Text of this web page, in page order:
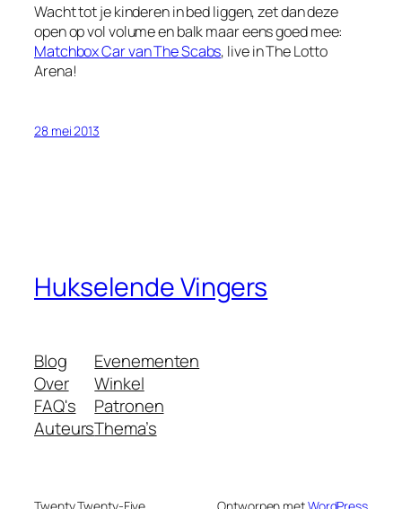
Wacht tot je kinderen in bed liggen, zet dan deze
open op vol volume en balk maar eens goed mee:
Matchbox Car van The Scabs, live in The Lotto
Arena!
28 mei 2013
Hukselende Vingers
Blog
Over
FAQ's
Auteurs
Evenementen
Winkel
Patronen
Thema’s